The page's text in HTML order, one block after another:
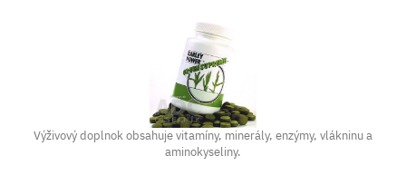
Výživový doplnok obsahuje vitamíny, minerály, enzýmy, vlákninu a
aminokyseliny.